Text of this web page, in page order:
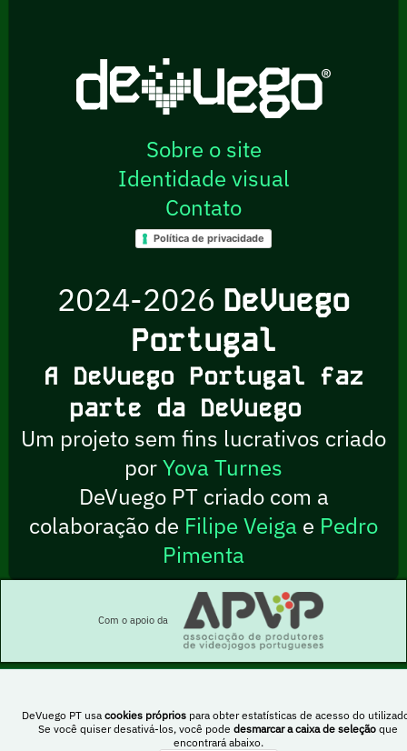
DeVuego PT usa cookies própriospara obter estatísticas de acesso do
Se você quiser desativá-los, você pode desmarcar a caixa de seleção que
encontrará abaixo.
Sobre o site
Identidade visual
Contato
Política de privacidade
2024-2026 DeVuego
Portugal
A DeVuego Portugal faz
parte da DeVuego
Um projeto sem fins lucrativos criado
porYova Turnes
DeVuego PT criado com a
colaboração de Filipe Veiga e Pedro
Pimenta
Com o apoio da
Esta obra está sob uma licença Creative Commons Atribuição-NãoComercial-
PartilhaIgual 4.0 Internacional